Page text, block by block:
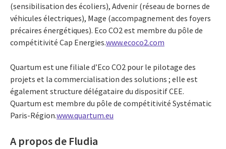
(sensibilisation des écoliers), Advenir (réseau de bornes de
véhicules électriques), Mage (accompagnement des foyers
précaires énergétiques). Eco CO2 est membre du pôle de
compétitivité Cap Energies.www.ecoco2.com
Quartum est une filiale d’Eco CO2 pour le pilotage des
projets et la commercialisation des solutions ; elle est
également structure délégataire du dispositif CEE.
Quartum est membre du pôle de compétitivité Systématic
Paris-Région.www.quartum.eu
A propos de Fludia